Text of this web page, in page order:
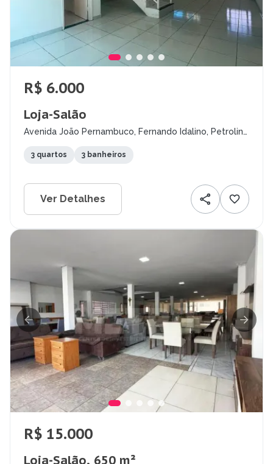
R$ 6.000
Loja-Salão
Avenida João Pernambuco, Fernando Idalino, Petrolina
3 quartos 3 banheiros
Ver Detalhes
R$ 15.000
Loja-Salão, 650 m²